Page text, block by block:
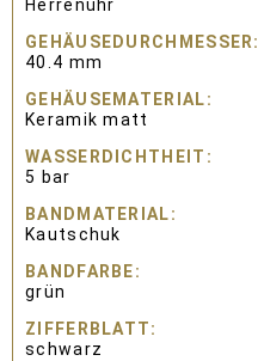
Herrenuhr
GEHÄUSEDURCHMESSER
40.4 mm
GEHÄUSEMATERIAL
Keramik matt
WASSERDICHTHEIT
5 bar
BANDMATERIAL
Kautschuk
BANDFARBE
grün
ZIFFERBLATT
schwarz